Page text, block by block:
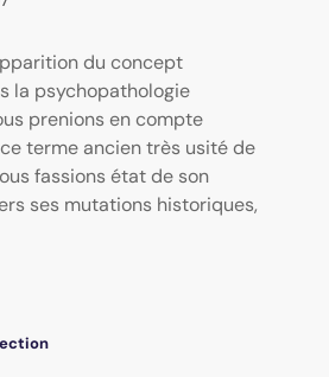
du concept
la psychopathologie
prenions en compte
terme ancien très usité de
fassions état de son
ses mutations historiques,